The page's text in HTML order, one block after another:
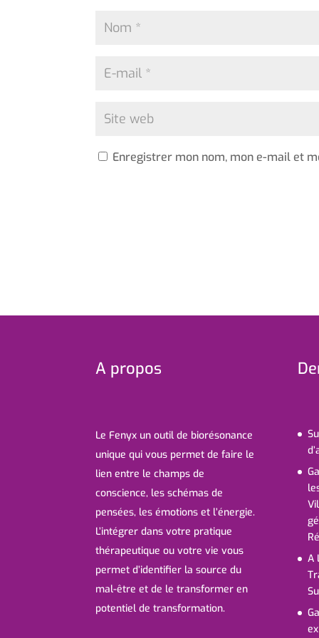
Enregistrer mon nom, mon e-mail et
A propos
Le Fenyx un outil de biorésonance
unique qui vous permet de faire le
lien entre le champs de
conscience, les schémas de
pensées, les émotions et l’énergie.
L’intégrer dans votre pratique
thérapeutique ou votre vie vous
permet d’identifier la source du
mal-être et de le transformer en
potentiel de transformation.
A